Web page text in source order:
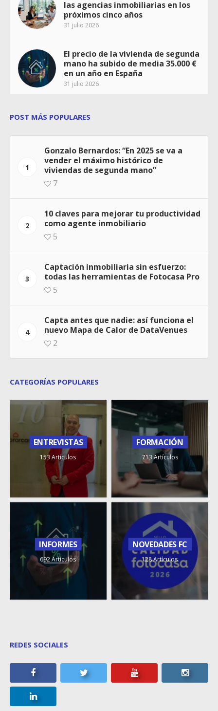
las agencias inmobiliarias en los
próximos cinco años
31 julio 2026
El precio de la vivienda de segunda
mano ha subido de media 35.000 €
en un año en España
31 julio 2026
POST MÁS POPULARES
1
Gonzalo Bernardos: “En 2025 se va a
vender el máximo histórico de
viviendas de segunda mano”
7
2
10 claves para mejorar tu productividad
como agente inmobiliario
5
3
Captación inmobiliaria sin esfuerzo:
todas las herramientas de Fotocasa Pro
5
4
Capta antes que nadie: así funciona el
nuevo Mapa de Calor de DataVenues
2
CATEGORÍAS POPULARES
ENTREVISTAS
153 Artículos
FORMACIÓN
713 Artículos
INFORMES
692 Artículos
NOVEDADES FC
128 Artículos
REDES SOCIALES